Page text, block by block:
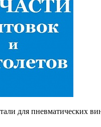
для пневматических